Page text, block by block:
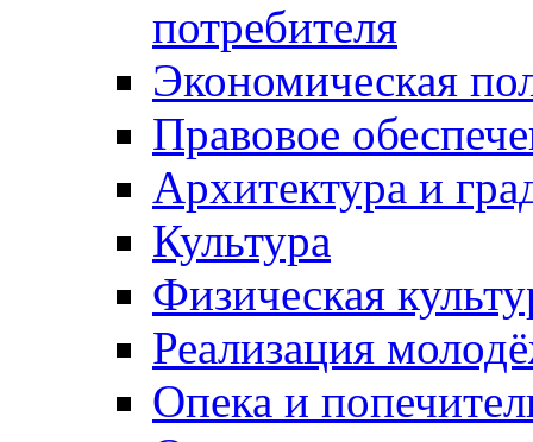
потребителя
Экономическая
Правовое
Архитектура и
Культура
Физическая
Реализация
Опека и